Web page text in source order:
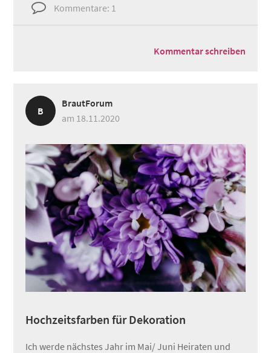
Kommentare: 1
Kommentar schreiben
B
BrautForum
am 18.11.2020
Hochzeitsfarben für Dekoration
Ich werde nächstes Jahr im Mai/ Juni Heiraten und